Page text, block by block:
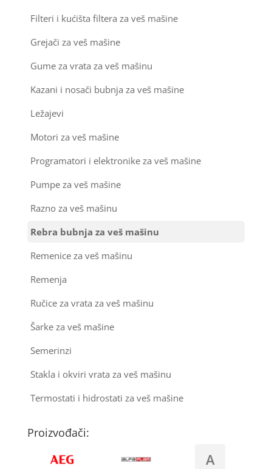
Ostali materijal za montažu klima uređaja
Filteri i kućišta filtera za veš mašine
Grejači za veš mašine
Gume za vrata za veš mašinu
Kazani i nosači bubnja za veš mašine
Ležajevi
Motori za veš mašine
Programatori i elektronike za veš mašine
Pumpe za veš mašine
Razno za veš mašinu
Rebra bubnja za veš mašinu
Remenice za veš mašinu
Remenja
Ručice za vrata za veš mašinu
Šarke za veš mašine
Semerinzi
Stakla i okviri vrata za veš mašinu
Termostati i hidrostati za veš mašine
Proizvođači:
A